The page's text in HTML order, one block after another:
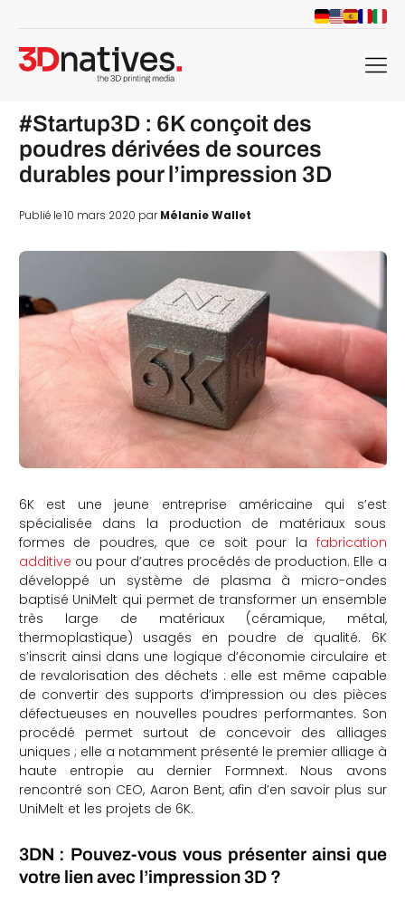
menu
#Startup3D : 6K conçoit des
poudres dérivées de sources
durables pour l’impression 3D
Publié le 10 mars 2020 parMélanie Wallet
6K est une jeune entreprise américaine qui s’est
spécialisée dans la production de matériaux sous
formes de poudres, que ce soit pour la fabrication
additive ou pour d’autres procédés de production. Elle a
développé un système de plasma à micro-ondes
baptisé UniMelt qui permet de transformer un ensemble
très large de matériaux (céramique, métal,
thermoplastique) usagés en poudre de qualité. 6K
s’inscrit ainsi dans une logique d’économie circulaire et
de revalorisation des déchets : elle est même capable
de convertir des supports d’impression ou des pièces
défectueuses en nouvelles poudres performantes. Son
procédé permet surtout de concevoir des alliages
uniques ; elle a notamment présenté le premier alliage à
haute entropie au dernier Formnext. Nous avons
rencontré son CEO, Aaron Bent, afin d’en savoir plus sur
UniMelt et les projets de 6K.
3DN : Pouvez-vous vous présenter ainsi que
votre lien avec l’impression 3D ?